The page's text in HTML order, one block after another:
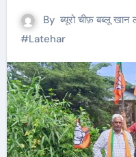
By ब्यूरो चीफ़ बब्लू खान
#Latehar